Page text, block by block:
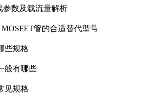
参数及载流量解析
MOSFET管的合适替代型号
些规格
般有哪些
见规格